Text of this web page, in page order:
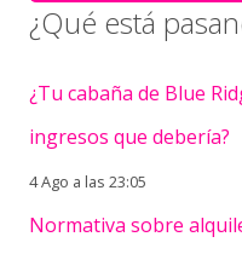
¿Qué está
¿Tu cabaña de Blue
ingresos que debería?
4 Ago a las 23:05
Normativa sobre